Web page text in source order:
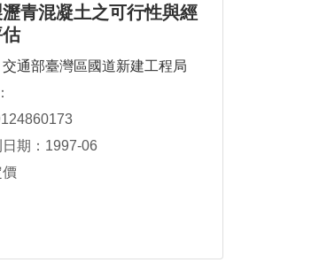
青混凝土之可行性與經
交通部臺灣區國道新建工程局
期：1997-06
價